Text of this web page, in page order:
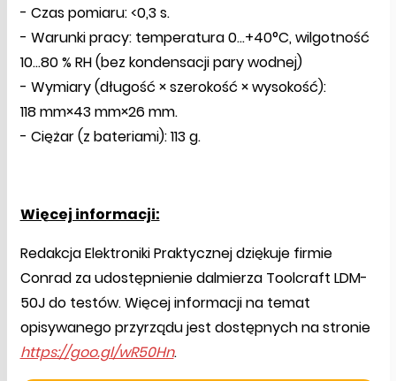
- Czas pomiaru: <0,3 s.
- Warunki pracy: temperatura 0…+40°C, wilgotność
10…80 % RH (bez kondensacji pary wodnej)
- Wymiary (długość × szerokość × wysokość):
118 mm×43 mm×26 mm.
- Ciężar (z bateriami): 113 g.
Więcej informacji:
Redakcja Elektroniki Praktycznej dziękuje firmie
Conrad za udostępnienie dalmierza Toolcraft LDM-
50J do testów. Więcej informacji na temat
opisywanego przyrządu jest dostępnych na stronie
https://goo.gl/wR50Hn.